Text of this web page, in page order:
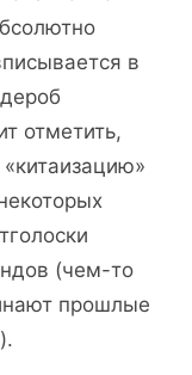
в
отметить,
(чем-то
прошлые